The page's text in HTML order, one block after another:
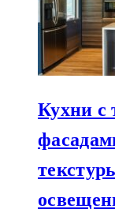
Кухни с